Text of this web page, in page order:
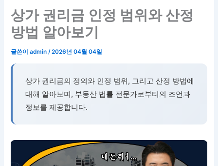
상가 권리금 인정 범위와 산정
방법 알아보기
글쓴이admin/2026년 04월 04일
상가 권리금의 정의와 인정 범위, 그리고 산정 방법에
대해 알아보며, 부동산 법률 전문가로부터의 조언과
정보를 제공합니다.